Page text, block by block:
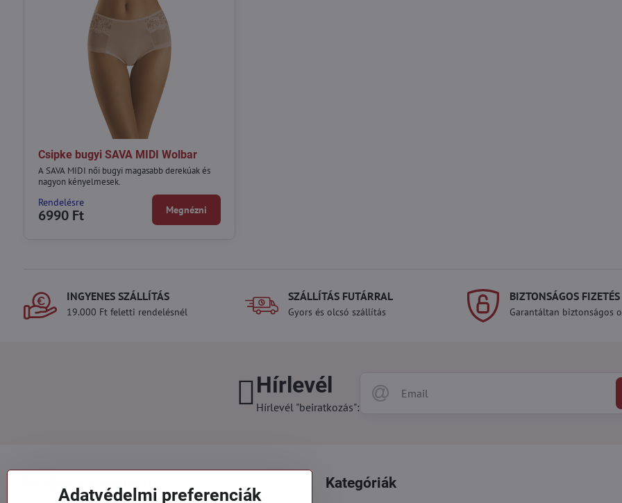
Csipke bugyi SAVA MIDI Wolbar
A SAVA MIDI női bugyi magasabb derekúak és
nagyon kényelmesek.
Rendelésre
6990 Ft Megnézni
INGYENES SZÁLLÍTÁS
19.000 Ft feletti rendelésnél
SZÁLLÍTÁS FUTÁRRAL
Gyors és olcsó szállítás
BIZTONSÁGOS FIZETÉS
Garantáltan biztonságos
Hírlevél
Hírlevél "beiratkozás":
Kategóriák
Adatvédelmi preferenciák